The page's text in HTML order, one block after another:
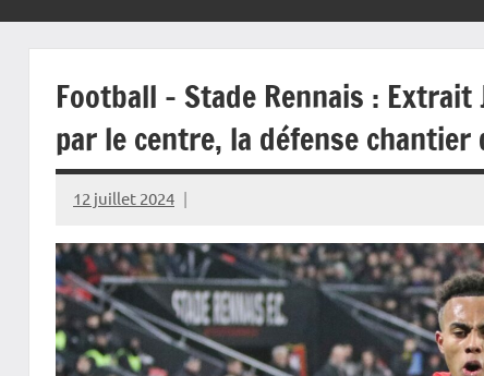
Football – Stade Rennais :
par le centre, la défense chantier
12 juillet 2024
Rédaction
JRS